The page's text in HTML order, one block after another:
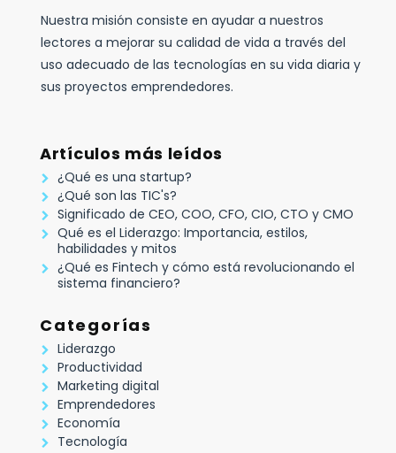
Nuestra misión consiste en ayudar a nuestros
lectores a mejorar su calidad de vida a través del
uso adecuado de las tecnologías en su vida diaria y
sus proyectos emprendedores.
Artículos más leídos
¿Qué es una startup?
¿Qué son las TIC's?
Significado de CEO, COO, CFO, CIO, CTO y CMO
Qué es el Liderazgo: Importancia, estilos,
habilidades y mitos
¿Qué es Fintech y cómo está revolucionando el
sistema financiero?
Categorías
Liderazgo
Productividad
Marketing digital
Emprendedores
Economía
Tecnología